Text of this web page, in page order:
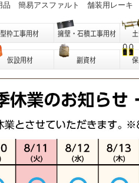
品 簡易アスファルト 舗装用レーキ